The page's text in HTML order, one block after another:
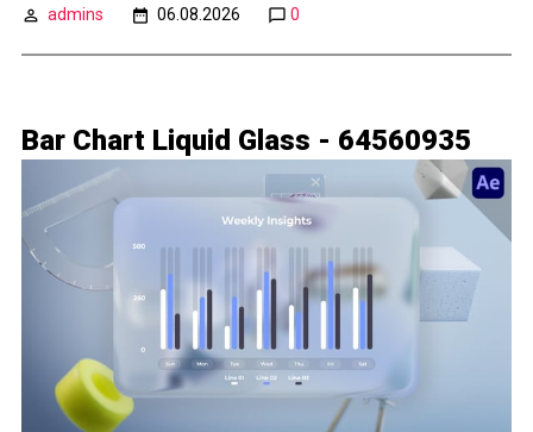
admins
06.08.2026 0
Bar Chart Liquid Glass - 64560935